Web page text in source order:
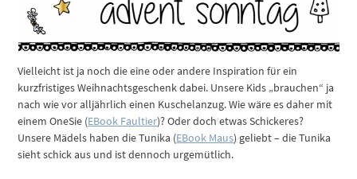
Vielleicht ist ja noch die eine oder andere Inspiration für ein
kurzfristiges Weihnachtsgeschenk dabei. Unsere Kids „brauchen“ ja
nach wie vor alljährlich einen Kuschelanzug. Wie wäre es daher mit
einem OneSie (EBook Faultier)? Oder doch etwas Schickeres?
Unsere Mädels haben die Tunika (EBook Maus) geliebt – die Tunika
sieht schick aus und ist dennoch urgemütlich.